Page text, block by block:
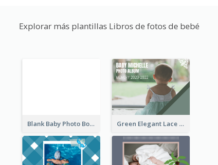
Explorar más plantillas Libros de fotos de bebé
Blank Baby Photo Book Green Elegant Lace Baby Photo Book